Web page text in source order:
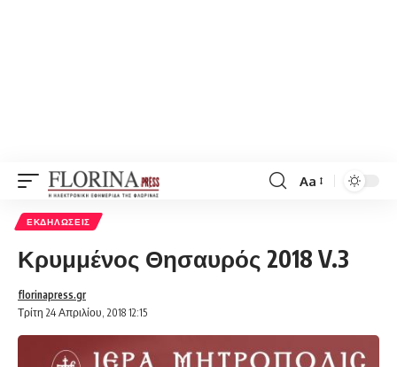
Font
Aa
ΕΚΔΗΛΏΣΕΙΣ
Κρυμμένος Θησαυρός 2018 V.3
Τρίτη 24 Απριλίου, 2018 12:15
florinapress.gr